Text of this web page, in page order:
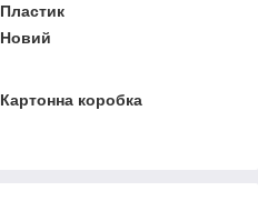
Пластик
Новий
Картонна коробка